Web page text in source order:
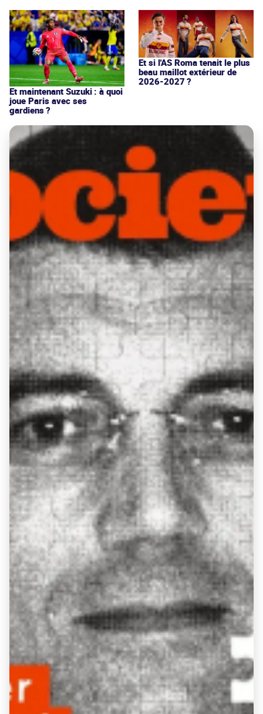
Et maintenant Suzuki : à quoi
joue Paris avec ses
gardiens ?
Et si l'AS Roma tenait le plus
beau maillot extérieur de
2026-2027 ?